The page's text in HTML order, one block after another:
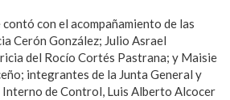
con el acompañamiento de las
Cerón González; Julio Asrael
del Rocío Cortés Pastrana; y Maisie
integrantes de la Junta General y
de Control, Luis Alberto Alcocer